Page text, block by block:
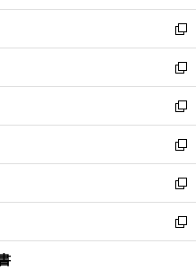
開
く
ウ
で
開
く
ン
ド
ウ
で
開
く
新
し
い
ウ
ィ
ン
ド
ウ
で
開
く
新
し
い
ウ
ィ
ン
ド
ウ
で
開
新
し
い
ウ
ィ
ン
ド
ウ
新
し
い
ウ
ィ
ン
新
し
い
ウ
新
し